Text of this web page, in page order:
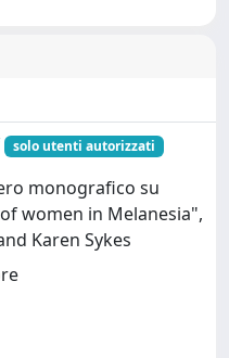
solo utenti autorizzati
monografico su
women in Melanesia",
Karen Sykes